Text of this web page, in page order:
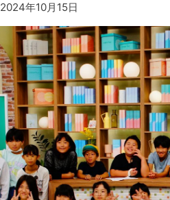
2024年10月15日